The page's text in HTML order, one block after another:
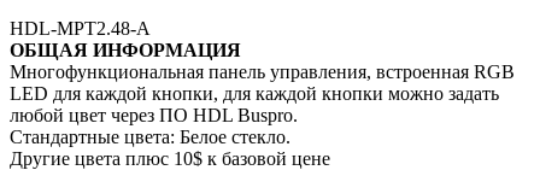
HDL-MPT2.48-A
ОБЩАЯ ИНФОРМАЦИЯ
Многофункциональная панель управления, встроенная RGB
LED для каждой кнопки, для каждой кнопки можно задать
любой цвет через ПО HDL Buspro.
Стандартные цвета: Белое стекло.
Другие цвета плюс 10$ к базовой цене